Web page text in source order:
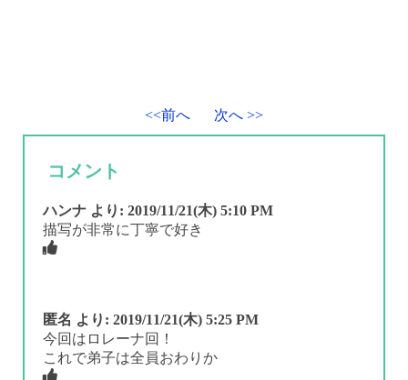
<<前へ 次へ >>
コメント
ハンナ より: 2019/11/21(木) 5:10 PM
描写が非常に丁寧で好き
匿名 より: 2019/11/21(木) 5:25 PM
今回はロレーナ回！
これで弟子は全員おわりか